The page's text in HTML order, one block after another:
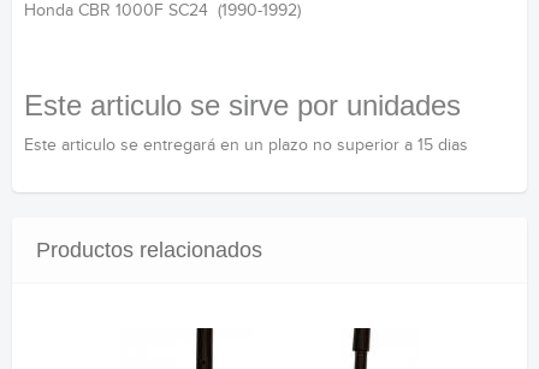
Honda CBR 1000F SC24 (1990-1992)
Este articulo se sirve por unidades
Este articulo se entregará en un plazo no superior a 15 dias
Productos relacionados